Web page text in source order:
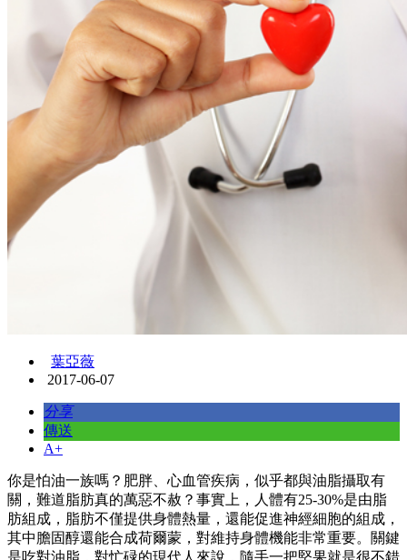
葉亞薇
2017-06-07
分享
傳送
A+
你是怕油一族嗎？肥胖、心血管疾病，似乎都與油脂攝取有
關，難道脂肪真的萬惡不赦？事實上，人體有25-30%是由脂
肪組成，脂肪不僅提供身體熱量，還能促進神經細胞的組成，
其中膽固醇還能合成荷爾蒙，對維持身體機能非常重要。關鍵
是吃對油脂，對忙碌的現代人來說，隨手一把堅果就是很不錯